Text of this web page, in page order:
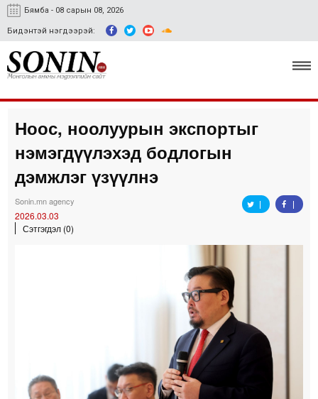
Бямба - 08 сарын 08, 2026
Бидэнтэй нэгдээрэй:
Улс төр, эдийн засаг
Гэмт хэрэг
Ноос, ноолуурын экспортыг
нэмэгдүүлэхэд бодлогын
дэмжлэг үзүүлнэ
Sonin.mn agency
2026.03.03
Сэтгэгдэл (0)